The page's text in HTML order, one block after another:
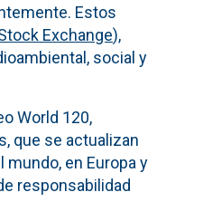
Estos
Exchange),
social y
World 120,
que se actualizan
en Europa y
responsabilidad